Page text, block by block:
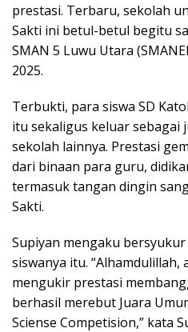
prestasi. Terbaru, sekolah
Sakti ini betul-betul begitu
SMAN 5 Luwu Utara
2025.
Terbukti, para siswa SD
itu sekaligus keluar sebagai
sekolah lainnya. Prestasi
dari binaan para guru,
termasuk tangan dingin
Sakti.
Supiyan mengaku
siswanya itu. “Alhamdulillah,
mengukir prestasi
berhasil merebut Juara
Sciense Competision,” kata